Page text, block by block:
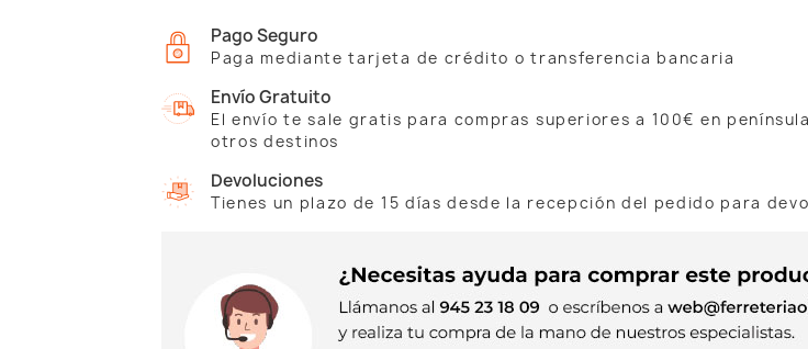
Pago Seguro
Paga mediante tarjeta de crédito o transferencia bancaria
Envío Gratuito
El envío te sale gratis para compras superiores a 100€ en
otros destinos
Devoluciones
Tienes un plazo de 15 días desde la recepción del pedido para